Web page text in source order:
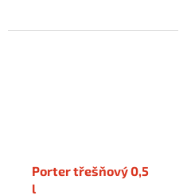
Porter třešňový 0,5
l